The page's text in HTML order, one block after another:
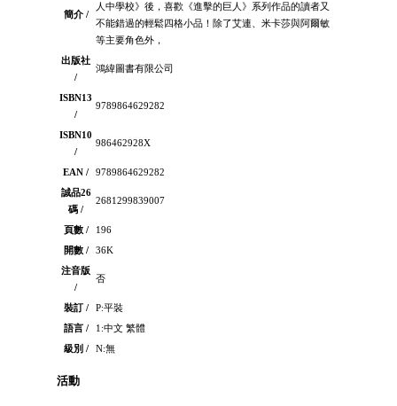
簡介 /
人中學校》後，喜歡《進擊的巨人》系列作品的讀者又
不能錯過的輕鬆四格小品！除了艾連、米卡莎與阿爾敏
等主要角色外，
出版社
/
鴻緯圖書有限公司
ISBN13
/
9789864629282
ISBN10
/
986462928X
EAN /
9789864629282
誠品26
碼 /
2681299839007
頁數 /
196
開數 /
36K
注音版
/
否
裝訂 /
P:平裝
語言 /
1:中文 繁體
級別 /
N:無
活動